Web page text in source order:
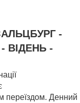
-
ВІДЕНЬ -
переїздом. Денний